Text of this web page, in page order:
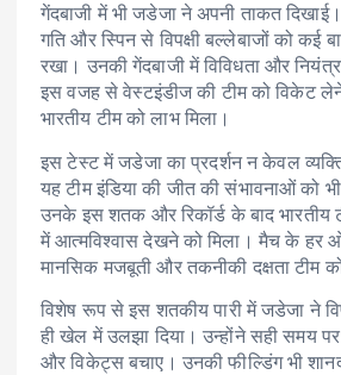
गेंदबाजी में भी जडेजा ने अपनी ताकत
गति और स्पिन से विपक्षी बल्लेबाजों को कई
रखा। उनकी गेंदबाजी में विविधता और
इस वजह से वेस्टइंडीज की टीम को विकेट
भारतीय टीम को लाभ मिला।
इस टेस्ट में जडेजा का प्रदर्शन न केवल
यह टीम इंडिया की जीत की संभावनाओं को
उनके इस शतक और रिकॉर्ड के बाद भारतीय
में आत्मविश्वास देखने को मिला। मैच के हर
मानसिक मजबूती और तकनीकी दक्षता टीम
विशेष रूप से इस शतकीय पारी में जडेजा ने
ही खेल में उलझा दिया। उन्होंने सही समय
और विकेट्स बचाए। उनकी फील्डिंग भी